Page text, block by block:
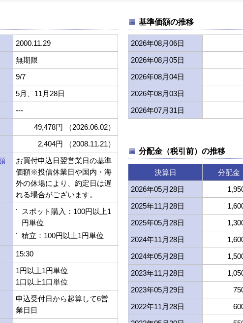
2000.11.29
無期限
9/7
5月、11月28日
---
49,478円 （2026.06.02）
2,404円 （2008.11.21）
お買付申込日翌営業日の基準
価額※投信休業日や国内・海
外の休場により、約定日は遅
れる場合がございます。
スポット購入：100円以上1
円単位
積立：100円以上1円単位
15:30
1円以上1円単位
1口以上1口単位
申込受付日から起算して6営
業日目
基準価額の推移
2026年08月06日
2026年08月05日
2026年08月04日
2026年08月03日
2026年07月31日
分配金（税引前）の推移
決算日 分配金
2026年05月28日
2025年11月28日
2025年05月28日
2024年11月28日
2024年05月28日
2023年11月28日
2023年05月29日
2022年11月28日